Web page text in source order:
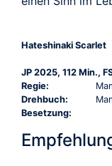
Hateshinaki Scarlet
JP 2025, 112 Min.,
Regie:
Drehbuch:
Besetzung: